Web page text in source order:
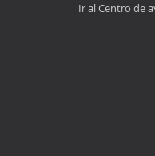
Ir al Centro de